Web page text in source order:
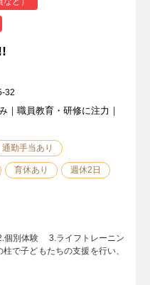
32
｜職員教育・研修に注力｜
通勤手当あり
育休あり 週休2日
個別体験 3.ライフトレーニン
で子どもたちの支援を行い、